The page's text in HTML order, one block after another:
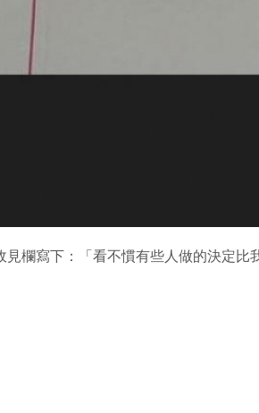
欄寫下：「看不慣有些人做的決定比